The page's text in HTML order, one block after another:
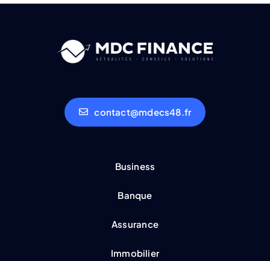
contact@mdecs48.fr
Business
Banque
Assurance
Immobilier